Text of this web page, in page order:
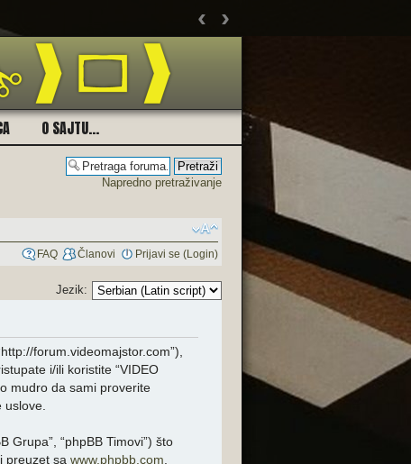
‹ ›
O SAJTU...
Napredno pretraživanje
FAQ
Članovi Prijavi se (Login)
Jezik:
forum.videomajstor.com”),
i/ili koristite “VIDEO
mudro da sami proverite
uslove.
Grupa”, “phpBB Timovi”) što
preuzet sa www.phpbb.com.